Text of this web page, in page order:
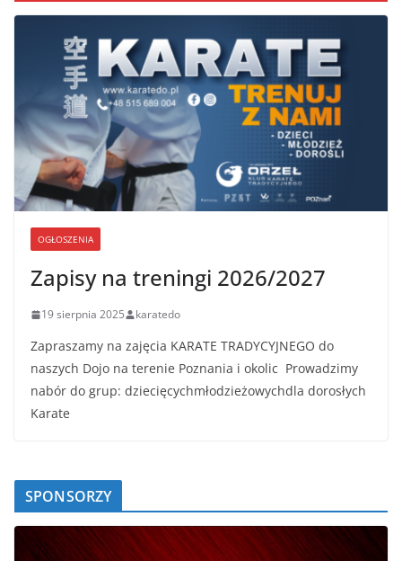
OGŁOSZENIA
Zapisy na treningi 2026/2027
19 sierpnia 2025 karatedo
Zapraszamy na zajęcia KARATE TRADYCYJNEGO do
naszych Dojo na terenie Poznania i okolic Prowadzimy
nabór do grup: dziecięcychmłodzieżowychdla dorosłych
Karate
SPONSORZY